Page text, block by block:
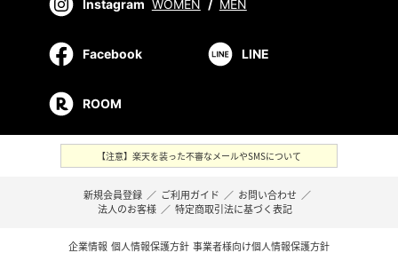
Instagram WOMEN / MEN
Facebook LINE
ROOM
【注意】楽天を装った不審なメールやSMSについて
新規会員登録 ／ ご利用ガイド ／ お問い合わせ ／
法人のお客様 ／ 特定商取引法に基づく表記
企業情報 個人情報保護方針 事業者様向け個人情報保護方針